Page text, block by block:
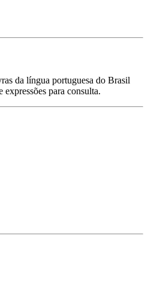
da língua portuguesa do Brasil
para consulta.